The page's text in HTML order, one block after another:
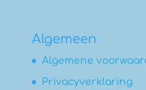
Algemeen
Algemene
Privacyverklaring